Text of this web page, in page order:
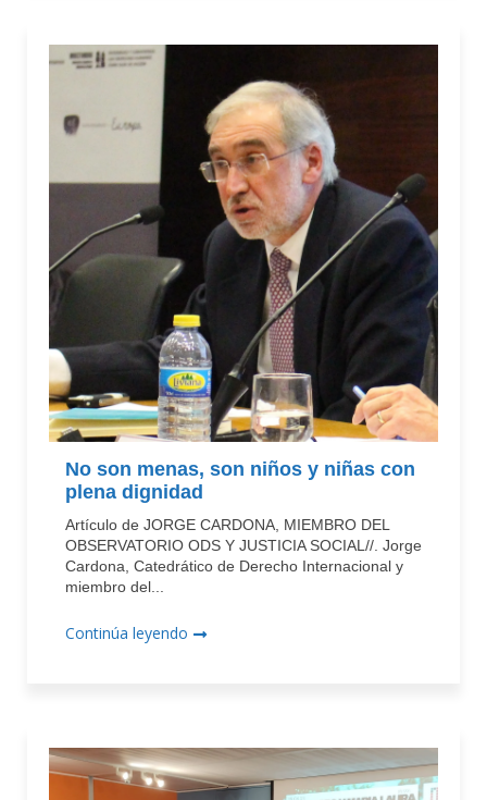
No son menas, son niños y niñas con
plena dignidad
Artículo de JORGE CARDONA, MIEMBRO DEL
OBSERVATORIO ODS Y JUSTICIA SOCIAL//. Jorge
Cardona, Catedrático de Derecho Internacional y
miembro del...
Continúa leyendo